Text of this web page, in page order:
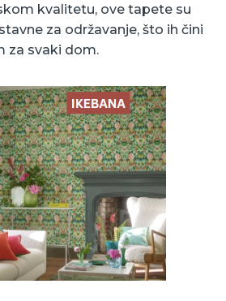
kvalitetu, ove tapete su
za održavanje, što ih čini
za svaki dom.